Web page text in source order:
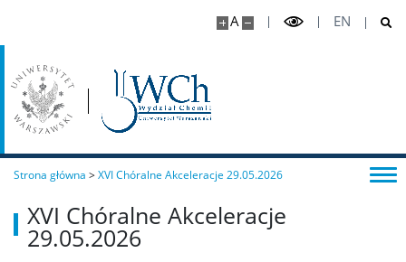
A EN
Program MOST
Oprogramowanie
Strona główna >XVI Chóralne Akceleracje 29.05.2026
XVI Chóralne Akceleracje
29.05.2026